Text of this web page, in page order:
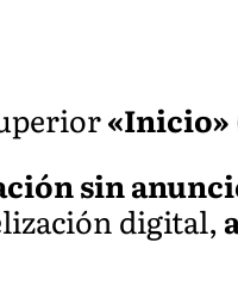
«Inicio»
sin
digital,